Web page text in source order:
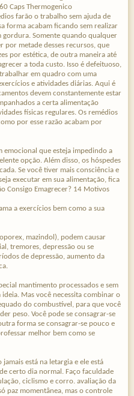
Caps Thermogenico
farão o trabalho sem ajuda de
forma acabam ficando sem realizar
Somente quando qualquer
por metade desses recursos, que
por estética, de outra maneira até
a toda custo. Isso é defeituoso,
em quadro com uma
e atividades diárias. Aqui é
devem constantemente estar
a certa alimentação
físicas regulares. Os remédios
por esse razão acabam por
emocional que esteja impedindo a
opção. Além disso, os hóspedes
Se você tiver mais consciência e
executar em sua alimentação, fica
Consigo Emagrecer? 14 Motivos
a exercícios bem como a sua
mazindol), podem causar
tremores, depressão ou se
de depressão, aumento da
mantimento processados ​​e sem
Mas você necessita combinar o
do combustível, para que você
peso. Você pode se consagrar-se
forma se consagrar-se pouco e
melhor bem como se
está na letargia e ele está
certo dia normal. Faço faculdade
ciclismo e corro. avaliação da
paz momentânea, mas o controle